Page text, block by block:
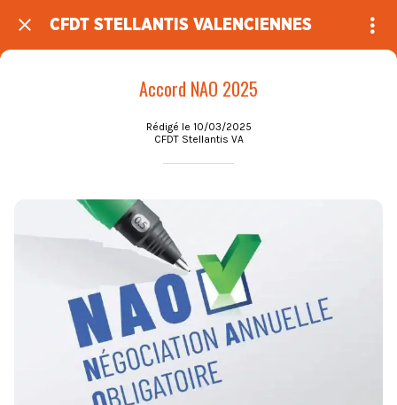
CFDT STELLANTIS VALENCIENNES
Accord NAO 2025
Rédigé le 10/03/2025
CFDT Stellantis VA